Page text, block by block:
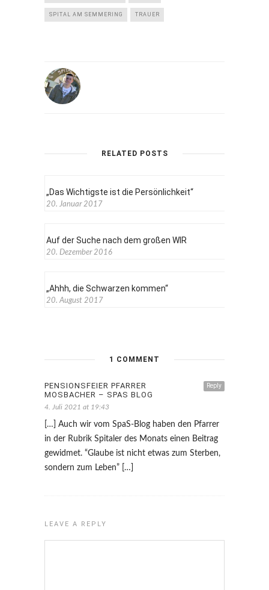
SPITAL AM SEMMERING TRAUER
RELATED POSTS
„Das Wichtigste ist die Persönlichkeit“
20. Januar 2017
Auf der Suche nach dem großen WIR
20. Dezember 2016
„Ahhh, die Schwarzen kommen“
20. August 2017
1 COMMENT
Reply
PENSIONSFEIER PFARRER
MOSBACHER – SPAS BLOG
4. Juli 2021 at 19:43
[…] Auch wir vom SpaS-Blog haben den Pfarrer
in der Rubrik Spitaler des Monats einen Beitrag
gewidmet. “Glaube ist nicht etwas zum Sterben,
sondern zum Leben” […]
LEAVE A REPLY